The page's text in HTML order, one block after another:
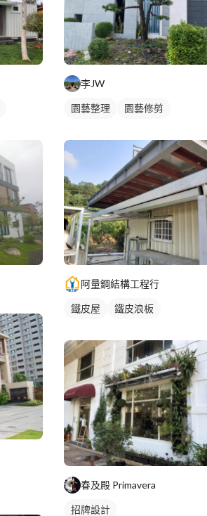
李JW
園藝整理 園藝修剪
阿量鋼結構工程行
鐵皮屋 鐵皮浪板
春及殿 Primavera
招牌設計